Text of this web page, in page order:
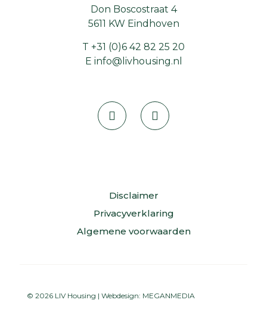
Don Boscostraat 4
5611 KW Eindhoven
T +31 (0)6 42 82 25 20
E info@livhousing.nl
Disclaimer
Privacyverklaring
Algemene voorwaarden
© 2026 LIV Housing | Webdesign: MEGANMEDIA